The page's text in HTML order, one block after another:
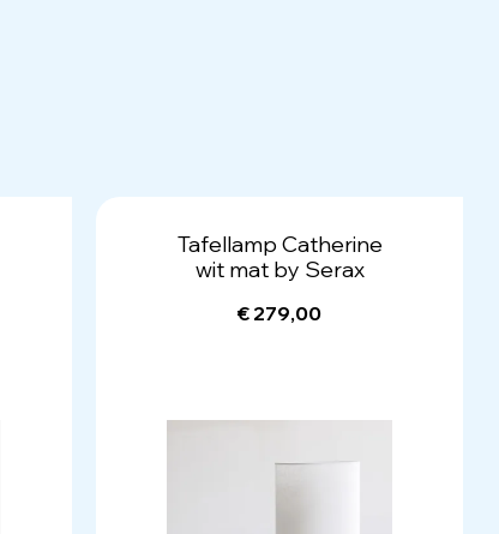
Tafellamp Catherine
wit mat by Serax
€ 279,00